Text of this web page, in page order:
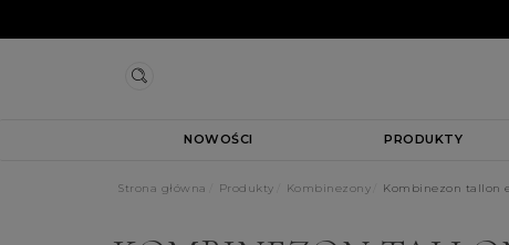
NOWOŚCI PRODUKTY
Strona główna Produkty Kombinezony Kombinezon tallon